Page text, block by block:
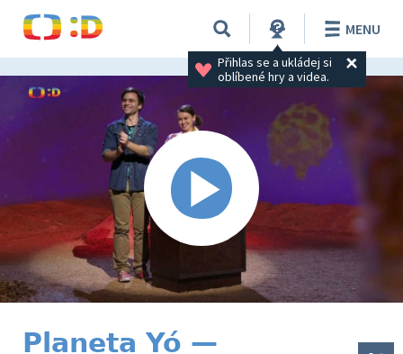
Přihlas se a ukládej si
oblíbené hry a videa.
MENU
Planeta Yó —